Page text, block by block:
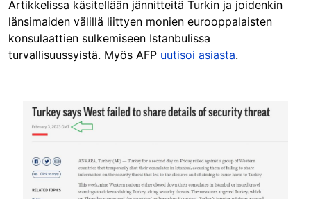
Artikkelissa käsitellään jännitteitä Turkin ja joidenkin
länsimaiden välillä liittyen monien eurooppalaisten
konsulaattien sulkemiseen Istanbulissa
turvallisuussyistä. Myös AFP uutisoi asiasta.
Image